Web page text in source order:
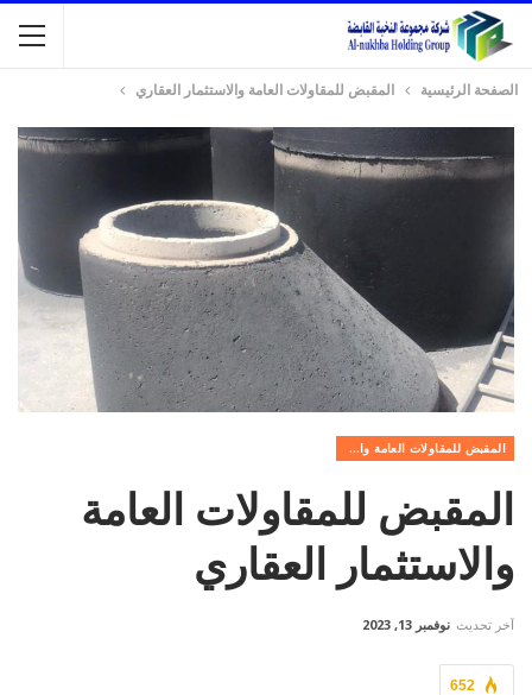
الصفحة الرئيسية المقبض للمقاولات العامة والاستثمار العقاري
المقبض للمقاولات العامة والاستثمار العقاري
المقبض للمقاولات العامة
والاستثمار العقاري
آخر تحديث نوفمبر 13, 2023
652